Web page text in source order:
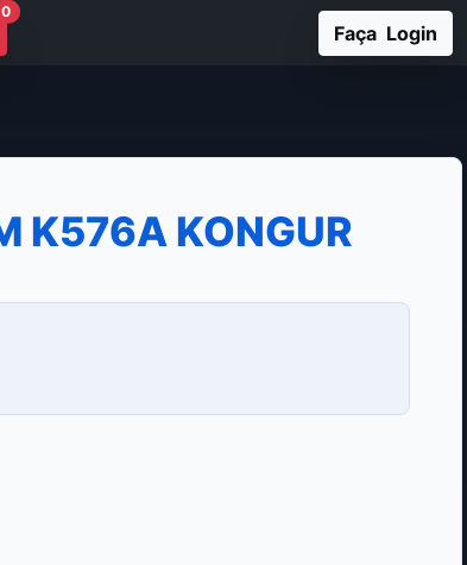
0
Faça Login
K576A KONGUR